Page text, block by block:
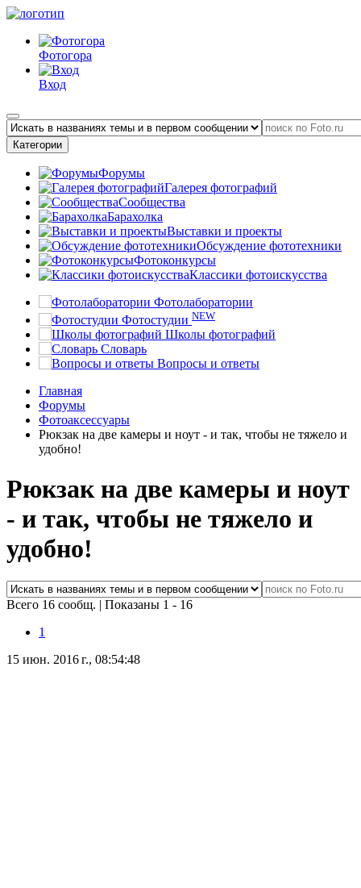
Фотогора
Вход
Категории
Форумы
Галерея фотографий
Сообщества
Барахолка
Выставки и проекты
Обсуждение фототехники
Фотоконкурсы
Классики фотоискусства
Фотолаборатории
Фотостудии NEW
Школы фотографий
Словарь
Вопросы и ответы
Главная
Форумы
Фотоаксессуары
Рюкзак на две камеры и ноут - и так, чтобы не тяжело и
удобно!
Рюкзак на две камеры и ноут
- и так, чтобы не тяжело и
удобно!
Всего 16 сообщ. | Показаны 1 - 16
1
15 июн. 2016 г., 08:54:48